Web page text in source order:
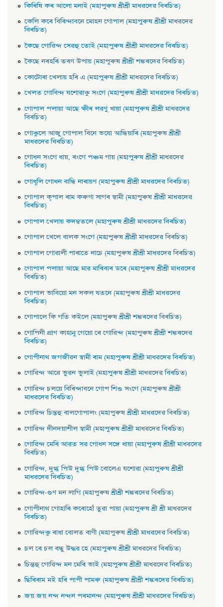
কিৰিষি কৰ আলাে মনাই (মহাপুৰুষ শ্ৰীশ্ৰী মাধৱদেৱ বিৰচিত)
কেলি কৰে বিৰিন্দাবনে মােহন গােপাল (মহাপুৰুষ শ্ৰীশ্ৰী মাধৱদেৱ
বিৰচিত)
কৈছে গােৱিন্দ সেৱহু তােই (মহাপুৰুষ শ্ৰীশ্ৰী মাধৱদেৱ বিৰচিত)
কৈছে নৰহৰি তৰণ উপায় (মহাপুৰুষ শ্ৰীশ্ৰী শঙ্কৰদেৱ বিৰচিত)
কোটোৰা খেলায় হৰি এ (মহাপুৰুষ শ্ৰীশ্ৰী মাধৱদেৱ বিৰচিত)
খেলত গোবিন্দ যশোৱাকু সংগে (মহাপুৰুষ শ্ৰীশ্ৰী মাধৱদেৱ বিৰচিত)
গােপাল পলায়া আছে ক্ষীৰ লৱণু খায়া (মহাপুৰুষ শ্ৰীশ্ৰী মাধৱদেৱ
বিৰচিত)
গােকুলে আজু গােপাল বিনে ভযাে আন্ধিয়াৰি (মহাপুৰুষ শ্ৰীশ্ৰী
মাধৱদেৱ বিৰচিত)
গােধন সংগে ধায়, ৰংগে পঞ্চম গায় (মহাপুৰুষ শ্ৰীশ্ৰী মাধৱদেৱ
বিৰচিত)
গােধূলি গােধন বান্ধি নাৰায়ণ (মহাপুৰুষ শ্ৰীশ্ৰী মাধৱদেৱ বিৰচিত)
গােপাল কৃপাল ৰাম কৰুণা সাগৰ স্বামী (মহাপুৰুষ শ্ৰীশ্ৰী মাধৱদেৱ
বিৰচিত)
গােপাল খেলায় কদম্বতলে (মহাপুৰুষ শ্ৰীশ্ৰী মাধৱদেৱ বিৰচিত)
গােপাল খেলে বালক সংগে (মহাপুৰুষ শ্ৰীশ্ৰী মাধৱদেৱ বিৰচিত)
গােপাল গােৱালী পাৰাতে নাচে (মহাপুৰুষ শ্ৰীশ্ৰী মাধৱদেৱ বিৰচিত)
গােপাল পলায়া আছে মাৱ মাৰিবাৰ ডৰে (মহাপুৰুষ শ্ৰীশ্ৰী মাধৱদেৱ
বিৰচিত)
গােপাল ভাবিয়ো মন সকল যতনে (মহাপুৰুষ শ্ৰীশ্ৰী মাধৱদেৱ
বিৰচিত)
গােপালে কি গতি কইলে (মহাপুৰুষ শ্ৰীশ্ৰী শঙ্কৰদেৱ বিৰচিত)
গােপিনী প্রাণ কাহানু গেয়ো ৰে গােৱিন্দ (মহাপুৰুষ শ্ৰীশ্ৰী শঙ্কৰদেৱ
বিৰচিত)
গােপীনাথ জগজীৱন স্বামী ৰাম (মহাপুৰুষ শ্ৰীশ্ৰী মাধৱদেৱ বিৰচিত)
গােৱিন্দ আৱে ভুৱন ভুলাই (মহাপুৰুষ শ্ৰীশ্ৰী মাধৱদেৱ বিৰচিত)
গােৱিন্দ চলয়ে বিৰিন্দাবনে গােপ শিশু সংগে (মহাপুৰুষ শ্ৰীশ্ৰী
মাধৱদেৱ বিৰচিত)
গােৱিন্দ চিন্তহু বালগােপালং (মহাপুৰুষ শ্ৰীশ্ৰী মাধৱদেৱ বিৰচিত)
গােৱিন্দ দীনদয়াশীল স্বামী (মহাপুৰুষ শ্ৰীশ্ৰী মাধৱদেৱ বিৰচিত)
গােৱিন্দ মেৰি আৱত সৱ গােধন সঙ্গে ধায়া (মহাপুৰুষ শ্ৰীশ্ৰী মাধৱদেৱ
বিৰচিত)
গােৱিন্দ, দুগ্ধ পিউ দুগ্ধ পিউ বােলেএ যশােৱা (মহাপুৰুষ শ্ৰীশ্ৰী
মাধৱদেৱ বিৰচিত)
গােৱিন্দ-গুণ মন লাগি (মহাপুৰুষ শ্ৰীশ্ৰী শঙ্কৰদেৱ বিৰচিত)
গােপীনাথ গােহাৰি কৰােহোঁ তুৱা পায়া (মহাপুৰুষ শ্ৰী শ্ৰী মাধৱদেৱ
বিৰচিত)
গােৱিন্দকু ৰাধা বােলত বাণী (মহাপুৰুষ শ্ৰীশ্ৰী মাধৱদেৱ বিৰচিত)
চল ৰে চল বন্ধু উদ্ধৱ হে (মহাপুৰুষ শ্ৰীশ্ৰী মাধৱদেৱ বিৰচিত)
চিন্তহু গােৱিন্দ মন মেৰি ভাই (মহাপুৰুষ শ্ৰীশ্ৰী মাধৱদেৱ বিৰচিত)
ছিৰিৰাম মই হৰি পাপী পামৰু (মহাপুৰুষ শ্ৰীশ্ৰী শঙ্কৰদেৱ বিৰচিত)
জয় জয় নন্দ নন্দন পৰমানন্দ (মহাপুৰুষ শ্ৰীশ্ৰী মাধৱদেৱ বিৰচিত)